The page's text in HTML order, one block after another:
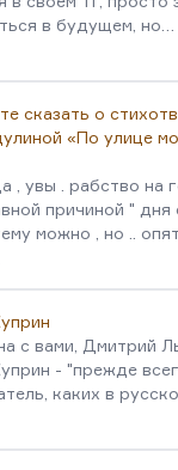
в будущем, но…
сказать о
«По улице
увы . рабство на
причиной " дня
можно , но ..
с вами, Дмитрий
- "прежде
каких в